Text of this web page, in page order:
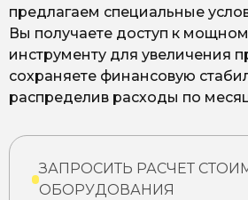
предлагаем специальные
Вы получаете доступ к
инструменту для увеличения
сохраняете финансовую
распределив расходы по
ЗАПРОСИТЬ РАСЧЕТ
ОБОРУДОВАНИЯ